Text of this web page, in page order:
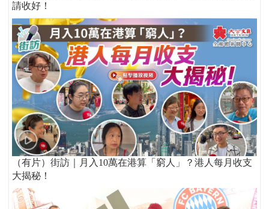
請收好！
（有片）街訪｜月入10萬在港算「窮人」？港人每月收支
大揭秘！